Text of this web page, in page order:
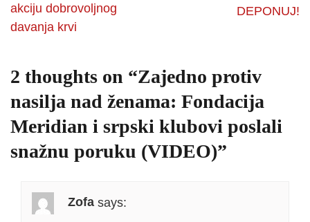
akciju dobrovoljnog
davanja krvi
DEPONUJ!
2 thoughts on “Zajedno protiv
nasilja nad ženama: Fondacija
Meridian i srpski klubovi poslali
snažnu poruku (VIDEO)”
Zofa says: